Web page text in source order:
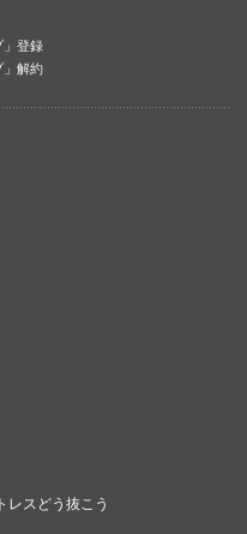
登録
解約
スどう抜こう